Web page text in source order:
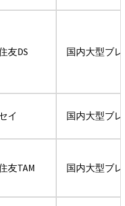
友DS 国内大型ブ
イ 国内大型ブ
友TAM 国内大型ブ